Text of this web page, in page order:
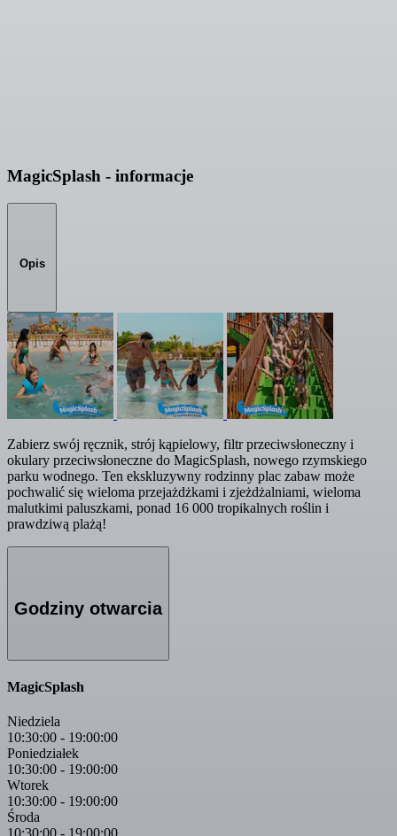
MagicSplash - informacje
Opis
Zabierz swój ręcznik, strój kąpielowy, filtr przeciwsłoneczny i
okulary przeciwsłoneczne do MagicSplash, nowego rzymskiego
parku wodnego. Ten ekskluzywny rodzinny plac zabaw może
pochwalić się wieloma przejażdżkami i zjeżdżalniami, wieloma
malutkimi paluszkami, ponad 16 000 tropikalnych roślin i
prawdziwą plażą!
Godziny otwarcia
MagicSplash
Niedziela
10:30:00 - 19:00:00
Poniedziałek
10:30:00 - 19:00:00
Wtorek
10:30:00 - 19:00:00
Środa